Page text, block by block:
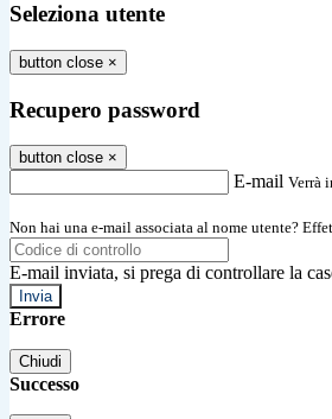
Seleziona utente
button close ×
Recupero password
button close ×
E-mail Verrà
Non hai una e-mail associata al nome utente?
E-mail inviata, si prega di controllare la
Errore
Chiudi
Successo